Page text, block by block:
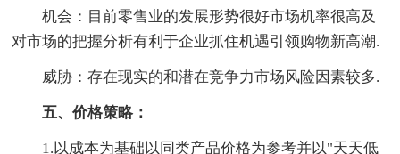
机会：目前零售业的发展形势很好市场机率很高及
对市场的把握分析有利于企业抓住机遇引领购物新高潮.
威胁：存在现实的和潜在竞争力市场风险因素较多.
五、价格策略：
1.以成本为基础以同类产品价格为参考并以"天天低